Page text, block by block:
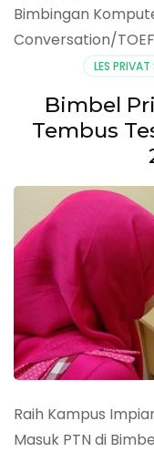
Bimbingan
Conversation/
LES
Bimbel
Tembus
Raih Kampus
Masuk PTN di